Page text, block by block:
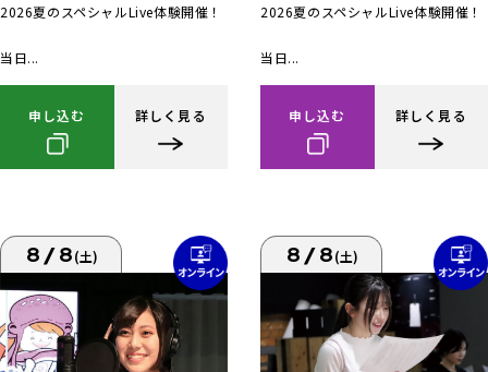
2026夏のスペシャルLive体験開催！
当日...
申し込む 詳しく見る
2026夏のスペシャルLive体験開催！
当日...
申し込む 詳しく見る
8/8(土) 8/8(土)